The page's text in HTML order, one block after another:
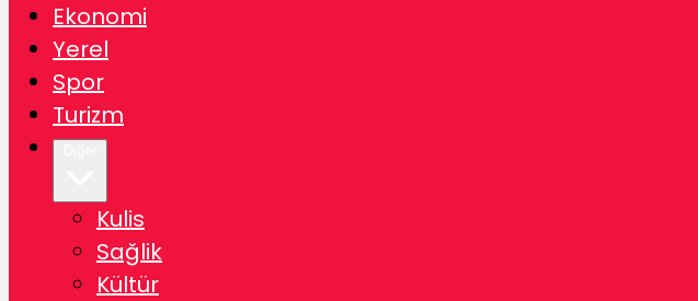
Ekonomi
Yerel
Spor
Turizm
Kulis
Sağlik
Kültür